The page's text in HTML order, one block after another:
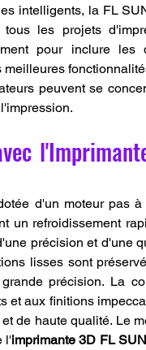
intelligents, la FL
les projets
pour inclure les
peuvent se
d'un moteur pas
un refroidissement
précision et d'une
lisses sont
précision. La
et aux finitions
de haute qualité. Le
l'imprimante 3D FL